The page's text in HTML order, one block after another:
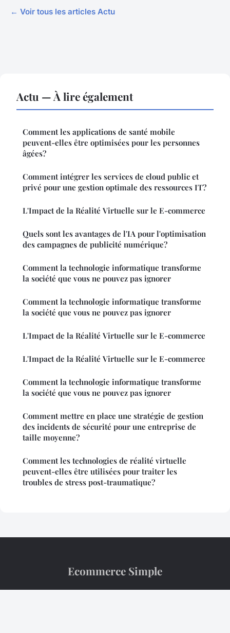
← Voir tous les articles Actu
Actu — À lire également
Comment les applications de santé mobile
peuvent-elles être optimisées pour les personnes
âgées?
Comment intégrer les services de cloud public et
privé pour une gestion optimale des ressources IT?
L'Impact de la Réalité Virtuelle sur le E-commerce
Quels sont les avantages de l'IA pour l'optimisation
des campagnes de publicité numérique?
Comment la technologie informatique transforme
la société que vous ne pouvez pas ignorer
Comment la technologie informatique transforme
la société que vous ne pouvez pas ignorer
L'Impact de la Réalité Virtuelle sur le E-commerce
L'Impact de la Réalité Virtuelle sur le E-commerce
Comment la technologie informatique transforme
la société que vous ne pouvez pas ignorer
Comment mettre en place une stratégie de gestion
des incidents de sécurité pour une entreprise de
taille moyenne?
Comment les technologies de réalité virtuelle
peuvent-elles être utilisées pour traiter les
troubles de stress post-traumatique?
Ecommerce Simple